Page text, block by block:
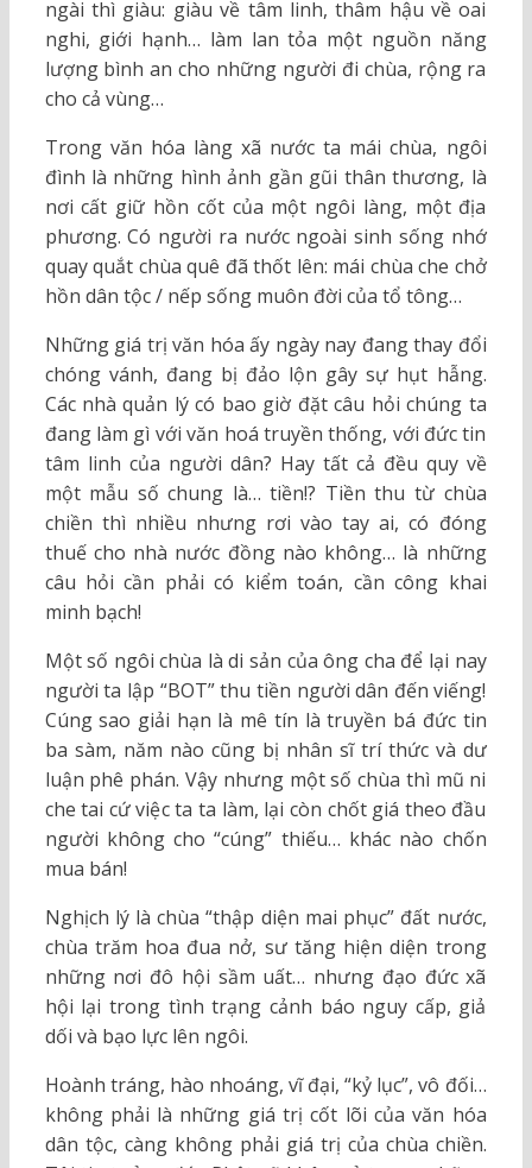
ngài thì giàu: giàu về tâm linh, thâm hậu về oai
nghi, giới hạnh… làm lan tỏa một nguồn năng
lượng bình an cho những người đi chùa, rộng ra
cho cả vùng…
Trong văn hóa làng xã nước ta mái chùa, ngôi
đình là những hình ảnh gần gũi thân thương, là
nơi cất giữ hồn cốt của một ngôi làng, một địa
phương. Có người ra nước ngoài sinh sống nhớ
quay quắt chùa quê đã thốt lên: mái chùa che chở
hồn dân tộc / nếp sống muôn đời của tổ tông…
Những giá trị văn hóa ấy ngày nay đang thay đổi
chóng vánh, đang bị đảo lộn gây sự hụt hẫng.
Các nhà quản lý có bao giờ đặt câu hỏi chúng ta
đang làm gì với văn hoá truyền thống, với đức tin
tâm linh của người dân? Hay tất cả đều quy về
một mẫu số chung là… tiền!? Tiền thu từ chùa
chiền thì nhiều nhưng rơi vào tay ai, có đóng
thuế cho nhà nước đồng nào không… là những
câu hỏi cần phải có kiểm toán, cần công khai
minh bạch!
Một số ngôi chùa là di sản của ông cha để lại nay
người ta lập “BOT” thu tiền người dân đến viếng!
Cúng sao giải hạn là mê tín là truyền bá đức tin
ba sàm, năm nào cũng bị nhân sĩ trí thức và dư
luận phê phán. Vậy nhưng một số chùa thì mũ ni
che tai cứ việc ta ta làm, lại còn chốt giá theo đầu
người không cho “cúng” thiếu… khác nào chốn
mua bán!
Nghịch lý là chùa “thập diện mai phục” đất nước,
chùa trăm hoa đua nở, sư tăng hiện diện trong
những nơi đô hội sầm uất… nhưng đạo đức xã
hội lại trong tình trạng cảnh báo nguy cấp, giả
dối và bạo lực lên ngôi.
Hoành tráng, hào nhoáng, vĩ đại, “kỷ lục”, vô đối…
không phải là những giá trị cốt lõi của văn hóa
dân tộc, càng không phải giá trị của chùa chiền.